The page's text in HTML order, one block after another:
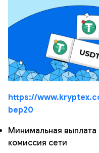
https://
bep20
Минимальная выплата
комиссия сети